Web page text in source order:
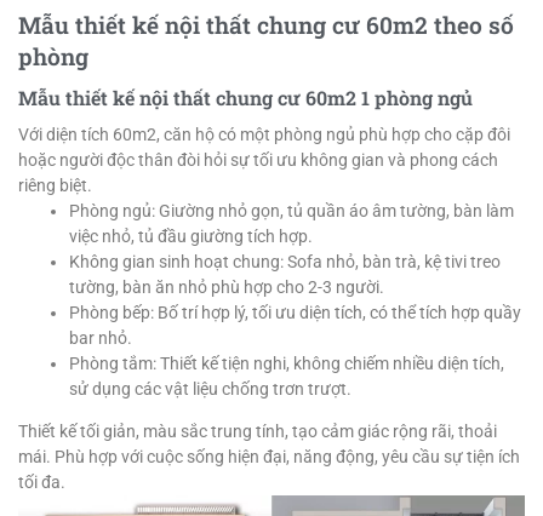
Mẫu thiết kế nội thất chung cư 60m2 theo số
phòng
Mẫu thiết kế nội thất chung cư 60m2 1 phòng ngủ
Với diện tích 60m2, căn hộ có một phòng ngủ phù hợp cho cặp đôi
hoặc người độc thân đòi hỏi sự tối ưu không gian và phong cách
riêng biệt.
Phòng ngủ: Giường nhỏ gọn, tủ quần áo âm tường, bàn làm
việc nhỏ, tủ đầu giường tích hợp.
Không gian sinh hoạt chung: Sofa nhỏ, bàn trà, kệ tivi treo
tường, bàn ăn nhỏ phù hợp cho 2-3 người.
Phòng bếp: Bố trí hợp lý, tối ưu diện tích, có thể tích hợp quầy
bar nhỏ.
Phòng tắm: Thiết kế tiện nghi, không chiếm nhiều diện tích,
sử dụng các vật liệu chống trơn trượt.
Thiết kế tối giản, màu sắc trung tính, tạo cảm giác rộng rãi, thoải
mái. Phù hợp với cuộc sống hiện đại, năng động, yêu cầu sự tiện ích
tối đa.